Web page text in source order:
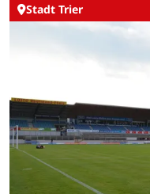
Stadt Trier